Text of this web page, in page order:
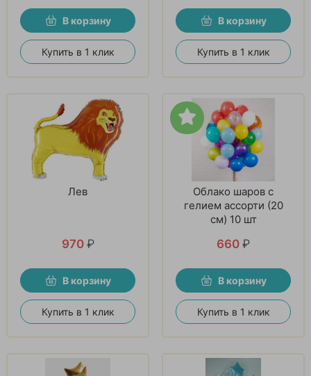
В корзину
Купить в 1 клик
В корзину
Купить в 1 клик
Лев
970 ₽
В корзину
Купить в 1 клик
Облако шаров с
гелием ассорти (20
см) 10 шт
660 ₽
В корзину
Купить в 1 клик